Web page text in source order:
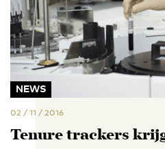
NEWS
02 / 11 / 2016
Tenure trackers